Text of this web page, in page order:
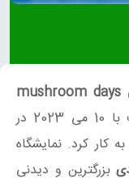
mushroom days
امروز 20 اردیبهشت 1402 مصادف با 10 می 2023 در
کار کرد. نمایشگاه
بزرگترین و دیدنی